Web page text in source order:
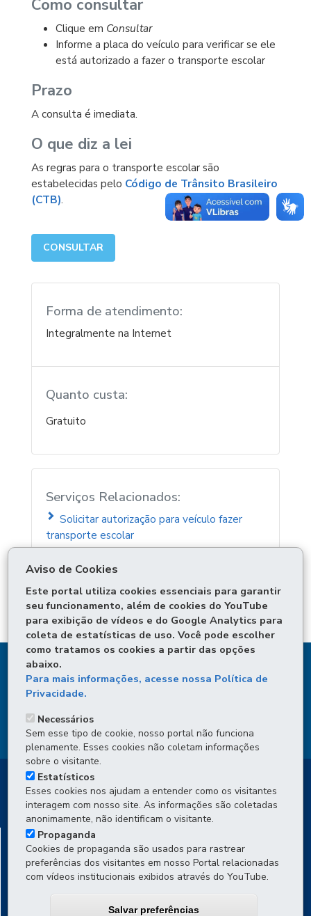
Como consultar
Clique em Consultar
Informe a placa do veículo para verificar se ele
está autorizado a fazer o transporte escolar
Prazo
A consulta é imediata.
O que diz a lei
As regras para o transporte escolar são
estabelecidas pelo Código de Trânsito Brasileiro
(CTB).
CONSULTAR
Forma de atendimento:
Integralmente na Internet
Quanto custa:
Gratuito
Serviços Relacionados:
Solicitar autorização para veículo fazer
transporte escolar
DEIXE SUA OPINIÃO
OUVIDORIA
TRANSPARÊNCIA INSTITUCIONAL
DEPARTAMENTO DE TRÂNSITO DO PARANÁ -
DETRAN/PR
Av. Victor Ferreira do Amaral, 2940 - Capão da Imbuia-82800-
Aviso de Cookies
Este portal utiliza cookies essenciais para garantir
seu funcionamento, além de cookies do YouTube
para exibição de vídeos e do Google Analytics para
coleta de estatísticas de uso. Você pode escolher
como tratamos os cookies a partir das opções
abaixo.
Para mais informações, acesse nossa Política de
Privacidade.
Necessários
Sem esse tipo de cookie, nosso portal não funciona
plenamente. Esses cookies não coletam informações
sobre o visitante.
Estatísticos
Esses cookies nos ajudam a entender como os visitantes
interagem com nosso site. As informações são coletadas
anonimamente, não identificam o visitante.
Propaganda
Cookies de propaganda são usados para rastrear
preferências dos visitantes em nosso Portal relacionadas
com vídeos institucionais exibidos através do YouTube.
Salvar preferências